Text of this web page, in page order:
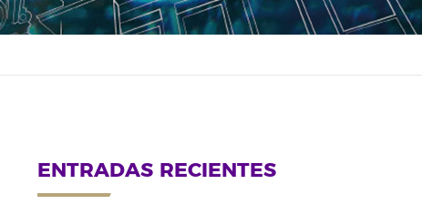
ENTRADAS RECIENTES